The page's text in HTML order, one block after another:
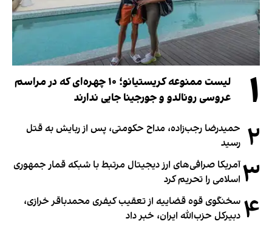
۱
لیست ممنوعه کریستیانو؛ ۱۰ چهره‌ای که در مراسم
عروسی رونالدو و جورجینا جایی ندارند
۲ حمیدرضا رجب‌زاده، مداح حکومتی، پس از ربایش به قتل
رسید
۳آمریکا صرافی‌های ارز دیجیتال مرتبط با شبکه قمار جمهوری
اسلامی را تحریم کرد
۴ سخنگوی قوه قضاییه از تعقیب کیفری محمدباقر خرازی،
دبیر‌کل حزب‌الله ایران، خبر داد